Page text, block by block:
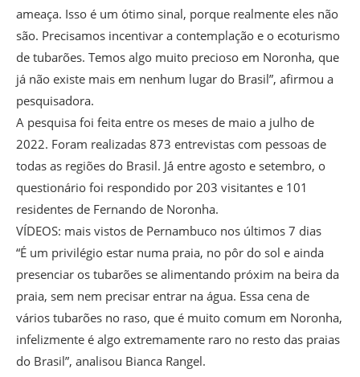
ameaça. Isso é um ótimo sinal, porque realmente eles não
são. Precisamos incentivar a contemplação e o ecoturismo
de tubarões. Temos algo muito precioso em Noronha, que
já não existe mais em nenhum lugar do Brasil”, afirmou a
pesquisadora.
A pesquisa foi feita entre os meses de maio a julho de
2022. Foram realizadas 873 entrevistas com pessoas de
todas as regiões do Brasil. Já́ entre agosto e setembro, o
questionário foi respondido por 203 visitantes e 101
residentes de Fernando de Noronha.
VÍDEOS: mais vistos de Pernambuco nos últimos 7 dias
“É um privilégio estar numa praia, no pôr do sol e ainda
presenciar os tubarões se alimentando próxim na beira da
praia, sem nem precisar entrar na água. Essa cena de
vários tubarões no raso, que é muito comum em Noronha,
infelizmente é algo extremamente raro no resto das praias
do Brasil”, analisou Bianca Rangel.